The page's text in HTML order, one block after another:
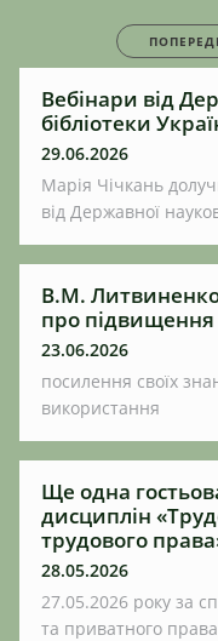
Вебінари від
бібліотеки
29.06.2026
Марія Чічкань
від Державної
В.М.
про підвищення
23.06.2026
посилення своїх
використання
Ще одна
дисциплін
трудового
28.05.2026
27.05.2026 року за
та приватного